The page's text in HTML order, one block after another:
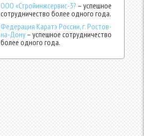
ООО «Стройинжсервис-3? – успешное
сотрудничество более одного года.
Федерация Каратэ России, г. Ростов-
на-Дону – успешное сотрудничество
более одного года.